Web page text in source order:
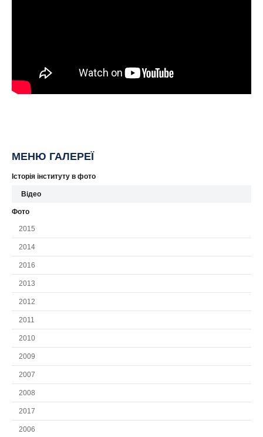
МЕНЮ ГАЛЕРЕЇ
Історія інституту в фото
Відео
Фото
2015
2014
2016
2013
2012
2011
2010
2009
2007
2008
2017
2006